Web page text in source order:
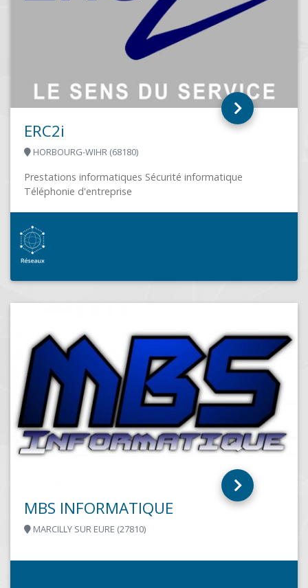
Parce qu'un professionnel doit consacrer son son temps
à son métier, TMLS informatique propose aux TPE et
PME de leur simplifier...
PC DOM
FORT DE FRANCE (97200)